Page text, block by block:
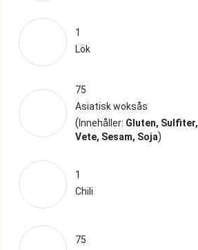
1
Lök
75
Asiatisk woksås
(Innehåller: Gluten, Sulfiter,
Vete, Sesam, Soja)
1
Chili
75